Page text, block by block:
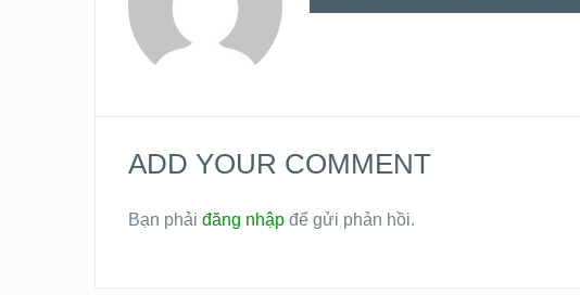
ADD YOUR COMMENT
Bạn phải đăng nhập để gửi phản hồi.